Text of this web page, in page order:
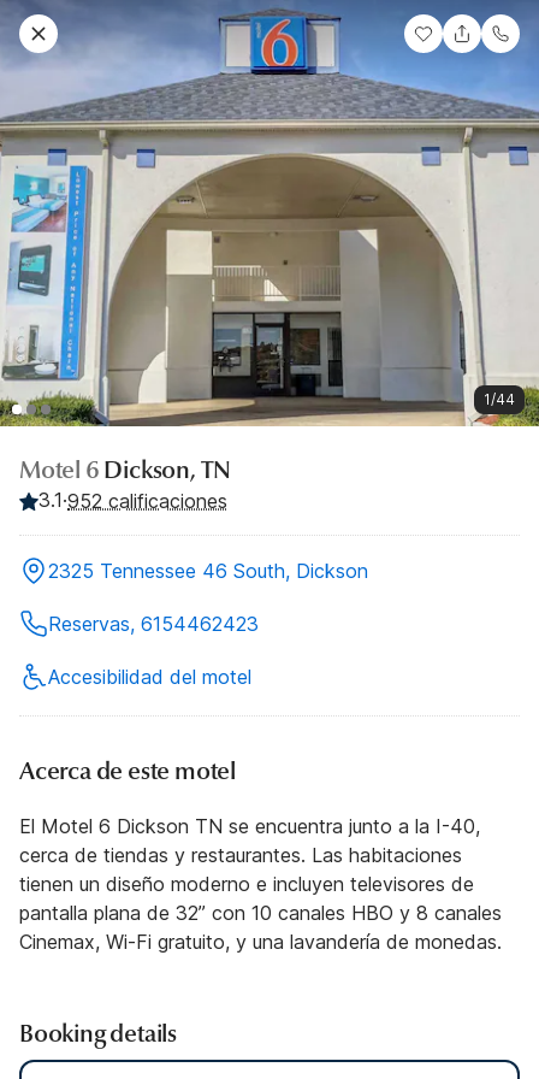
1/44
Motel 6 Dickson, TN
3.1·952 calificaciones
2325 Tennessee 46 South, Dickson
Reservas, 6154462423
Accesibilidad del motel
Acerca de este motel
El Motel 6 Dickson TN se encuentra junto a la I-40,
cerca de tiendas y restaurantes. Las habitaciones
tienen un diseño moderno e incluyen televisores de
pantalla plana de 32” con 10 canales HBO y 8 canales
Cinemax, Wi-Fi gratuito, y una lavandería de monedas.
Booking details